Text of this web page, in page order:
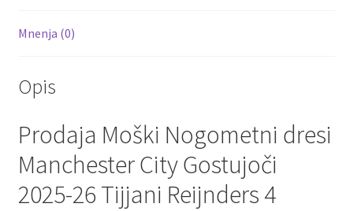
Mnenja (0)
Opis
Prodaja Moški Nogometni dresi
Manchester City Gostujoči
2025-26 Tijjani Reijnders 4